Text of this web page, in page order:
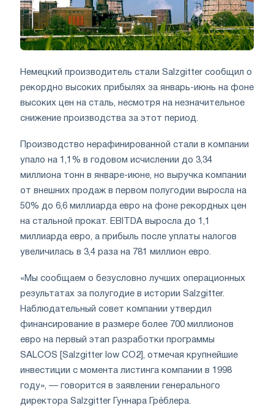
Немецкий производитель стали Salzgitter сообщил о
рекордно высоких прибылях за январь-июнь на фоне
высоких цен на сталь, несмотря на незначительное
снижение производства за этот период.
Производство нерафинированной стали в компании
упало на 1,1% в годовом исчислении до 3,34
миллиона тонн в январе-июне, но выручка компании
от внешних продаж в первом полугодии выросла на
50% до 6,6 миллиарда евро на фоне рекордных цен
на стальной прокат. EBITDA выросла до 1,1
миллиарда евро, а прибыль после уплаты налогов
увеличилась в 3,4 раза на 781 миллион евро.
«Мы сообщаем о безусловно лучших операционных
результатах за полугодие в истории Salzgitter.
Наблюдательный совет компании утвердил
финансирование в размере более 700 миллионов
евро на первый этап разработки программы
SALCOS [Salzgitter low CO2], отмечая крупнейшие
инвестиции с момента листинга компании в 1998
году», — говорится в заявлении генерального
директора Salzgitter Гуннара Грёблера.